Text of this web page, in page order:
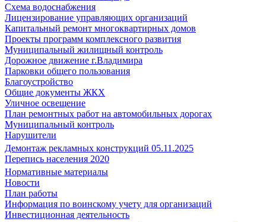
Схема водоснабжения
Лицензирование управляющих организаций
Капитальный ремонт многоквартирных домов
Проекты программ комплексного развития
Муниципальный жилищный контроль
Дорожное движение г.Владимира
Парковки общего пользования
Благоустройство
Общие документы ЖКХ
Уличное освещение
План ремонтных работ на автомобильных дорогах
Муниципальный контроль
Нарушители
Демонтаж рекламных конструкций 05.11.2025
Перепись населения 2020
Нормативные материалы
Новости
План работы
Информация по воинскому учету для организаций
Инвестиционная деятельность